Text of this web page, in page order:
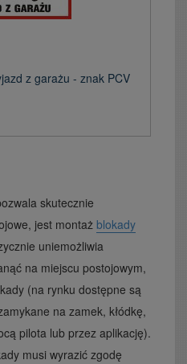
z garażu - znak PCV
skutecznie
jest montaż blokady
uniemożliwia
na miejscu postojowym,
(na rynku dostępne są
na zamek, kłódkę,
pilota lub przez aplikację).
musi wyrazić zgodę